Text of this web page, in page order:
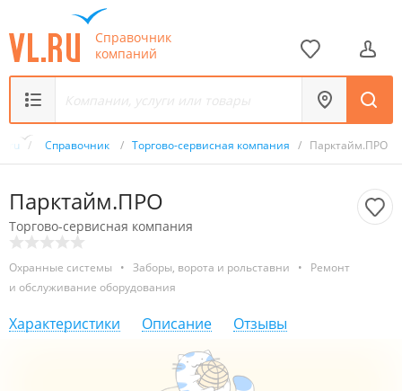
Справочник
компаний
/ Справочник / Торгово-сервисная компания / Парктайм.ПРО
Парктайм.ПРО
Торгово-сервисная компания
Охранные системы • Заборы, ворота и рольставни •
Ремонт
и обслуживание оборудования
Характеристики Описание Отзывы